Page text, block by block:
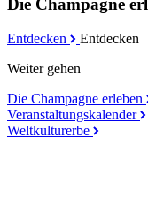
Die Champagne
Entdecken
Entdecken
Weiter gehen
Die Champagne erleben
Veranstaltungskalender
Weltkulturerbe